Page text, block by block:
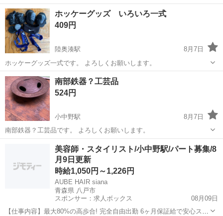
ホッケーグッズ いろいろ一式
409円
陸奥湊駅
8月7日
ホッケーグッズ一式です。 よろしくお願いします。
青森 八戸市 陸奥湊駅 その他
南部鉄器？工芸品
524円
小中野駅
8月7日
南部鉄器？工芸品です。 よろしくお願いします。
小中野駅 その他 灰皿
美容師・スタイリスト/小中野駅/パート募集/8
月9日更新
時給1,050円～1,226円
AUBE HAIR siana
青森県 八戸市
スポンサー：求人ボックス
08月09日
【仕事内容】最大80%の高歩合! 完全自由出勤 6ヶ月保証給で安心スタ